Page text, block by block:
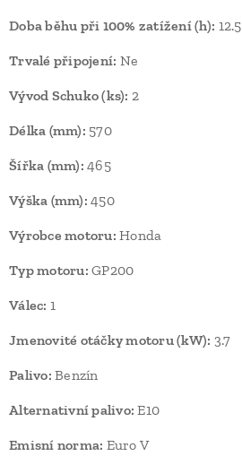
Doba běhu při 100% zatížení (h): 12.5
Trvalé připojení: Ne
Vývod Schuko (ks): 2
Délka (mm): 570
Šířka (mm):465
Výška (mm):450
Výrobce motoru:Honda
Typ motoru:GP200
Válec: 1
Jmenovité otáčky motoru (kW): 3.7
Palivo:Benzín
Alternativní palivo:E10
Emisní norma: Euro V